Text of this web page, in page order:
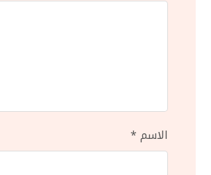
الاسم*